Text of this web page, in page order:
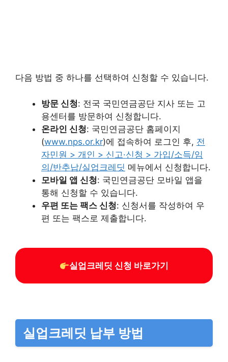
다음 방법 중 하나를 선택하여 신청할 수 있습니다.
방문 신청: 전국 국민연금공단 지사 또는 고
용센터를 방문하여 신청합니다.
온라인 신청: 국민연금공단 홈페이지
(www.nps.or.kr)에 접속하여 로그인 후, 전
자민원 > 개인 > 신고·신청 > 가입/소득/임
의/반추납/실업크레딧 메뉴에서 신청합니다.
모바일 앱 신청: 국민연금공단 모바일 앱을
통해 신청할 수 있습니다.
우편 또는 팩스 신청: 신청서를 작성하여 우
편 또는 팩스로 제출합니다.
실업크레딧 신청 바로가기
실업크레딧 납부 방법